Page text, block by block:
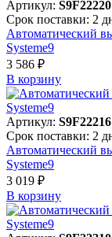
Артикул: S9F22220
Срок поставки: 2
Автоматический
Systeme9
3 586 ₽
В корзинy
Артикул: S9F22216
Срок поставки: 2
Автоматический
Systeme9
3 019 ₽
В корзинy